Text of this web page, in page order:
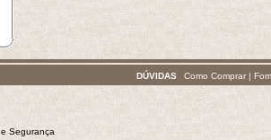
DÚVIDAS Como Comprar |
e Segurança